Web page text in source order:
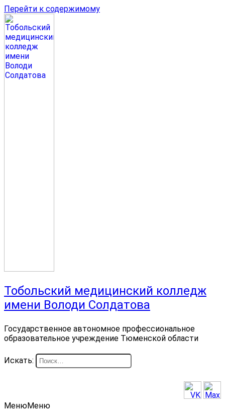
Перейти к содержимому
Тобольский медицинский колледж
имени Володи Солдатова
Государственное автономное профессиональное
образовательное учреждение Тюменской области
Искать:
МенюМеню